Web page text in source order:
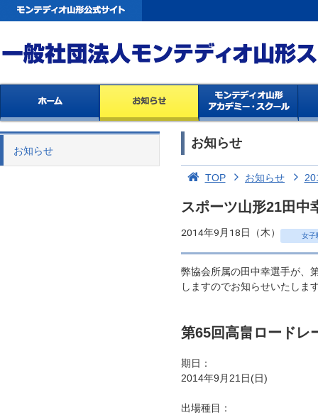
お知らせ
お知らせ
TOP お知らせ
スポーツ山形21田中
2014年9月18日（木） 女子
弊協会所属の田中幸選手が、
しますのでお知らせいたしま
第65回高畠ロードレ
期日：
2014年9月21日(日)
出場種目：